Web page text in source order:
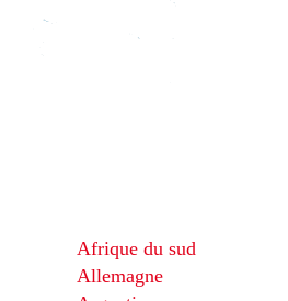
Afrique du sud
Allemagne